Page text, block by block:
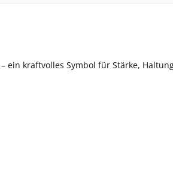
– ein kraftvolles Symbol für Stärke,